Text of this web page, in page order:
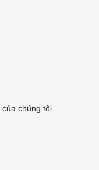
của chúng tôi.